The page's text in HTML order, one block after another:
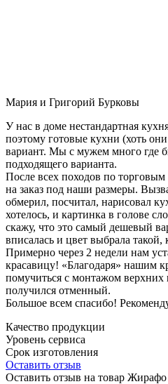
Мария и Григорий Бурковы
У нас в доме нестандартная
поэтому готовые кухни (хоть
вариант. Мы с мужем много где
подходящего варианта.
После всех походов по
на заказ под наши размеры.
обмерил, посчитал, нарисовал
хотелось, и картинка в голове
скажу, что это самый дешевый
вписалась и цвет выбрала такой,
Примерно через 2 недели нам
красавицу! «Благодаря» нашим
помучиться с монтажом верхних
получился отменный.
Большое всем спасибо!
Качество продукции
Уровень сервиса
Срок изготовления
Оставить отзыв
Оставить отзыв на товар Жирафо